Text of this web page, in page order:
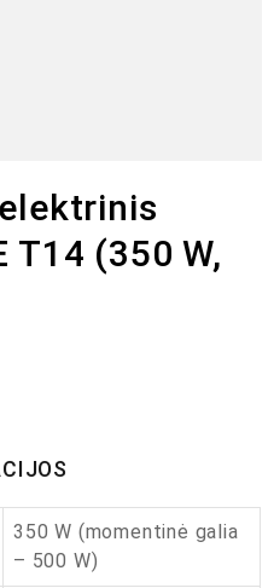
T14 (350 W,
350 W (momentinė galia
– 500 W)